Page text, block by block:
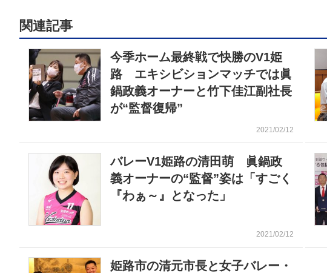
関連記事
今季ホーム最終戦で快勝のV1姫
路 エキシビションマッチでは眞
鍋政義オーナーと竹下佳江副社長
が“監督復帰”
2021/02/12
バレーV1姫路の清田萌 眞鍋政
義オーナーの“監督”姿は「すごく
『わぁ～』となった」
2021/02/12
姫路市の清元市長と女子バレー・